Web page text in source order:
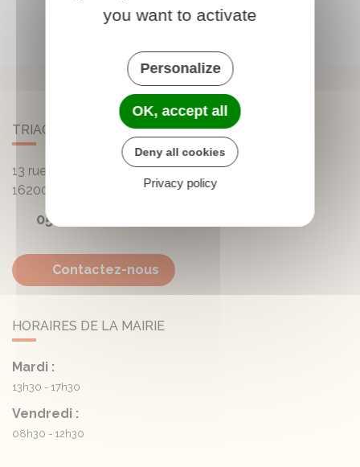
TRIAC-LAUTRAIT
13 rue de la Mairie - Lautrait
16200
05 45 81 05 41
Contactez-nous
HORAIRES DE LA MAIRIE
Mardi :
13h30 - 17h30
Vendredi :
08h30 - 12h30
you want to activate
Personalize
OK, accept all
Deny all cookies
Privacy policy